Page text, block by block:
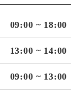
09:00 ~ 18:00
13:00 ~ 14:00
09:00 ~ 13:00